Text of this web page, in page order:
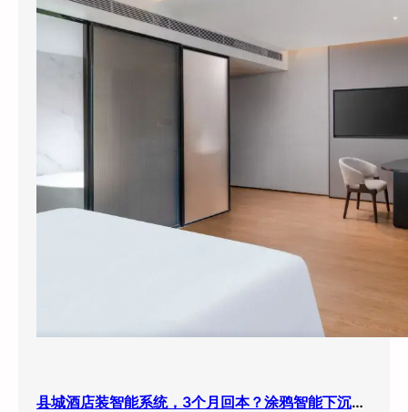
县城酒店装智能系统，3个月回本？涂鸦智能下沉市场打法曝光